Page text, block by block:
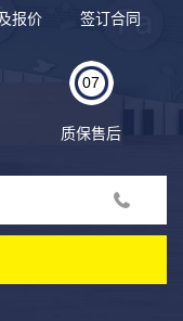
报价 签订合同
07
质保售后